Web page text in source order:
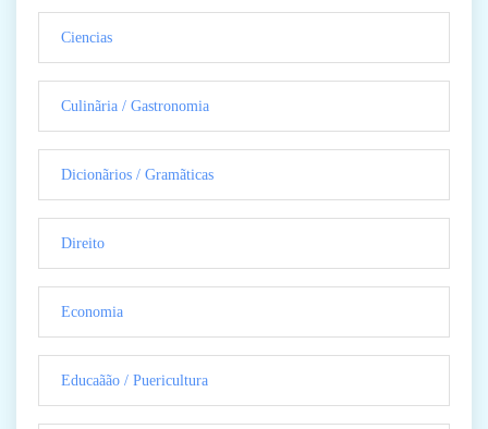
Ciencias
Culinãria / Gastronomia
Dicionãrios / Gramãticas
Direito
Economia
Educaãão / Puericultura